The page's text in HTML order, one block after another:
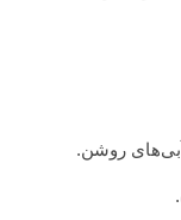
آبی‌های روشن.